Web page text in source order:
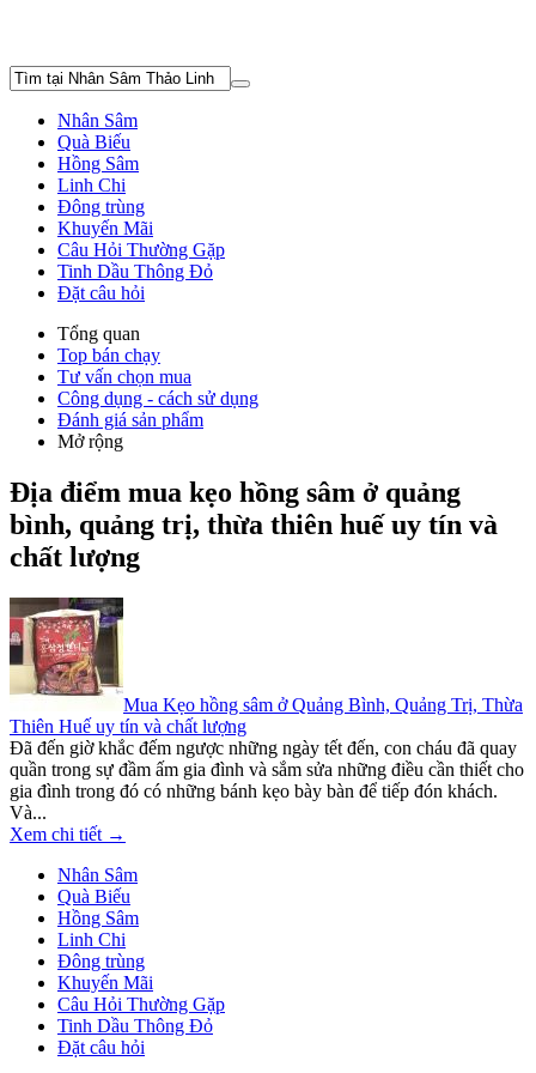
Nhân Sâm
Quà Biếu
Hồng Sâm
Linh Chi
Đông trùng
Khuyến Mãi
Câu Hỏi Thường Gặp
Tinh Dầu Thông Đỏ
Đặt câu hỏi
Tổng quan
Top bán chạy
Tư vấn chọn mua
Công dụng - cách sử dụng
Đánh giá sản phẩm
Mở rộng
Địa điểm mua kẹo hồng sâm ở quảng
bình, quảng trị, thừa thiên huế uy tín và
chất lượng
Mua Kẹo hồng sâm ở Quảng Bình, Quảng Trị, Thừa
Thiên Huế uy tín và chất lượng
Đã đến giờ khắc đếm ngược những ngày tết đến, con cháu đã quay
quần trong sự đầm ấm gia đình và sắm sửa những điều cần thiết cho
gia đình trong đó có những bánh kẹo bày bàn để tiếp đón khách.
Và...
Xem chi tiết →
Nhân Sâm
Quà Biếu
Hồng Sâm
Linh Chi
Đông trùng
Khuyến Mãi
Câu Hỏi Thường Gặp
Tinh Dầu Thông Đỏ
Đặt câu hỏi